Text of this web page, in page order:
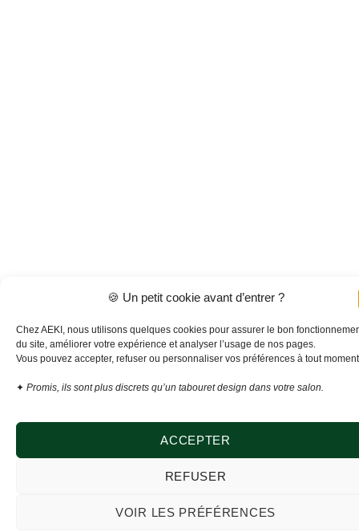
🍪 Un petit cookie avant d’entrer ?
Chez AEKI, nous utilisons quelques cookies pour assurer le bon
du site, améliorer votre expérience et analyser l’usage de nos pages.
Vous pouvez accepter, refuser ou personnaliser vos préférences à tout
✦ Promis, ils sont plus discrets qu’un tabouret design dans votre salon.
ACCEPTER
REFUSER
VOIR LES PRÉFÉRENCES
Sculptez votre confort avec élégance,